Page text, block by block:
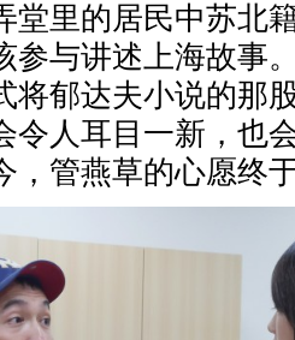
堂里的居民中苏北
参与讲述上海故事
将郁达夫小说的那
令人耳目一新，也
，管燕草的心愿终